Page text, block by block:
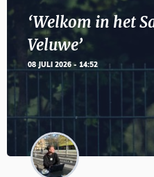
‘Welkom in het
Veluwe’
08 JULI 2026 - 14:52